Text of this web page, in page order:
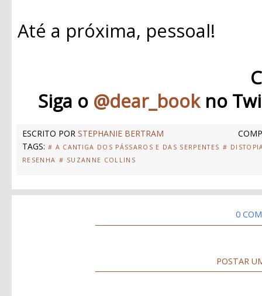
Até a próxima, pessoal!
Siga o @dear_bookno
ESCRITO POR STEPHANIE BERTRAM
TAGS: # A CANTIGA DOS PÁSSAROS E DAS SERPENTES #
RESENHA # SUZANNE COLLINS
0
POSTAR